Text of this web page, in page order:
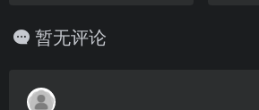
暂无评论